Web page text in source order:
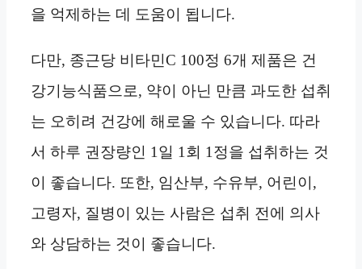
을 억제하는 데 도움이 됩니다.
다만, 종근당 비타민C 100정 6개 제품은 건
강기능식품으로, 약이 아닌 만큼 과도한 섭취
는 오히려 건강에 해로울 수 있습니다. 따라
서 하루 권장량인 1일 1회 1정을 섭취하는 것
이 좋습니다. 또한, 임산부, 수유부, 어린이,
고령자, 질병이 있는 사람은 섭취 전에 의사
와 상담하는 것이 좋습니다.